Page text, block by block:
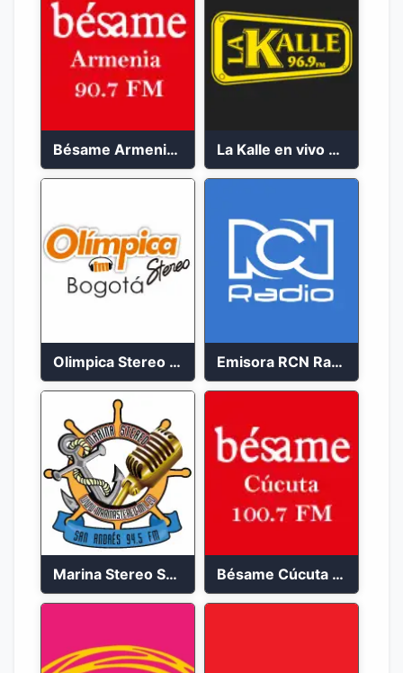
Bésame Armenia en vivo 2023 La Kalle en vivo 2023
Olimpica Stereo Bogotá 105.9 FM Vibrante Emisora RCN Radio 93.9 FM Bogotá
Marina Stereo San Andres 94.5 FM Bésame Cúcuta en vivo 2023